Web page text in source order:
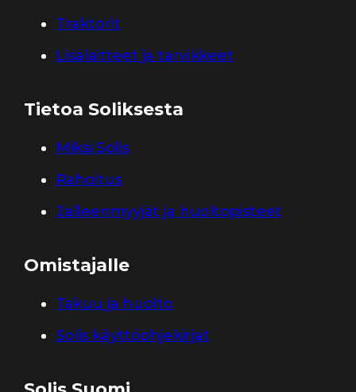
Traktorit
Lisälaitteet ja tarvikkeet
Tietoa Soliksesta
Miksi Solis
Rahoitus
Jälleenmyyjät ja huoltopisteet
Omistajalle
Takuu ja huolto
Solis käyttöohjekirjat